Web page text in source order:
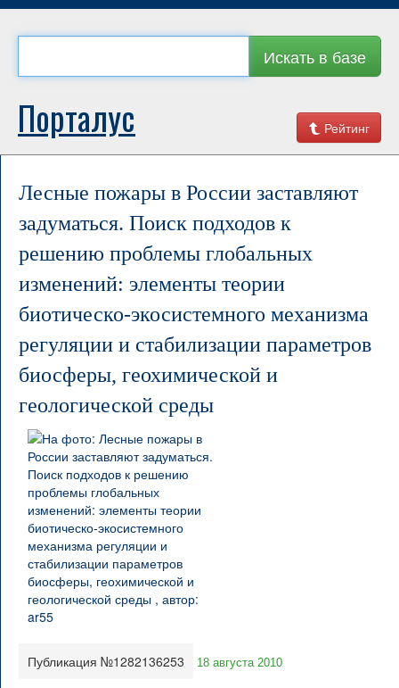
Искать в базе
Рейтинг
Порталус
Лесные пожары в России заставляют
задуматься. Поиск подходов к
решению проблемы глобальных
изменений: элементы теории
биотическо-экосистемного механизма
регуляции и стабилизации параметров
биосферы, геохимической и
геологической среды
Публикация №1282136253 18 августа 2010